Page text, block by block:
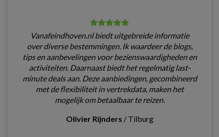
Vanafeindhoven.nl biedt uitgebreide informatie
over diverse bestemmingen. Ik waardeer de blogs,
tips en aanbevelingen voor bezienswaardigheden en
activiteiten. Daarnaast biedt het regelmatig last-
minute deals aan. Deze aanbiedingen, gecombineerd
met de flexibiliteit in vertrekdata, maken het
mogelijk om betaalbaar te reizen.
Olivier Rijnders / Tilburg